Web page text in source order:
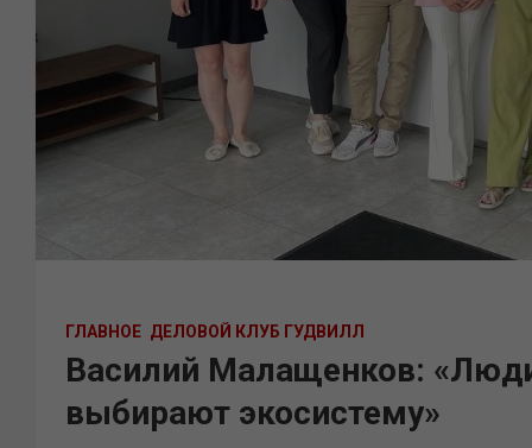
ГЛАВНОЕ ДЕЛОВОЙ КЛУБ ГУДВИЛЛ
Василий Малащенков:
выбирают экосистему»